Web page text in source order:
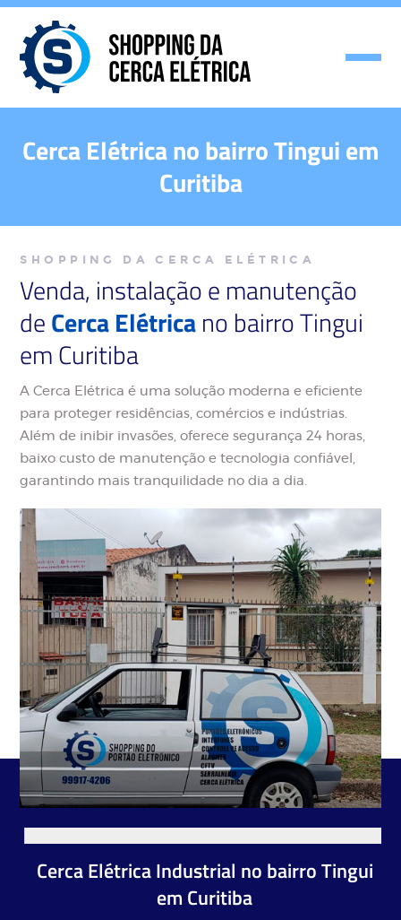
Cerca Elétrica no bairro Tingui em
Curitiba
SHOPPING DA CERCA ELÉTRICA
Venda, instalação e manutenção
deCerca Elétricano bairro Tingui
em Curitiba
A Cerca Elétrica é uma solução moderna e eficiente
para proteger residências, comércios e indústrias.
Além de inibir invasões, oferece segurança 24 horas,
baixo custo de manutenção e tecnologia confiável,
garantindo mais tranquilidade no dia a dia.